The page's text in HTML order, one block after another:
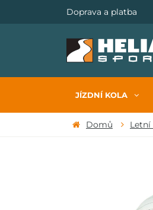
Doprava a platba
JÍZDNÍ KOLA
Domů Letní